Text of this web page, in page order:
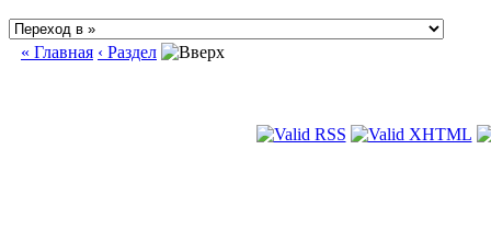
« Главная ‹ Раздел